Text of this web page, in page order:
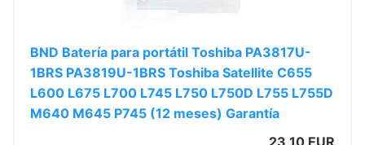
BND Batería para portátil Toshiba PA3817U-
1BRS PA3819U-1BRS Toshiba Satellite C655
L600 L675 L700 L745 L750 L750D L755 L755D
M640 M645 P745 (12 meses) Garantía
23,10 EUR